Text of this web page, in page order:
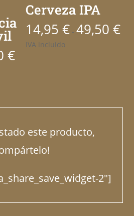
€Rango
13,50 €
45,00 €
Cerveza IPA
14,95€ - 49,50€
IVA incluido
este producto,
2"]